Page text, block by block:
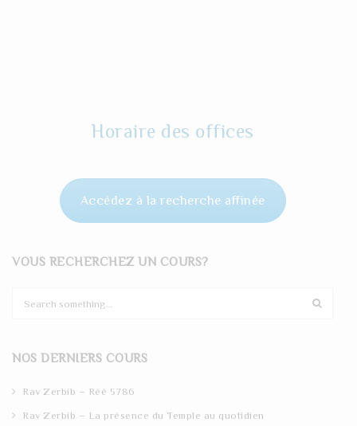
Horaire des offices
Accédez à la recherche affinée
VOUS RECHERCHEZ UN COURS?
c
NOS DERNIERS COURS
Rav Zerbib – Réé 5786
Rav Zerbib – La présence du Temple au quotidien